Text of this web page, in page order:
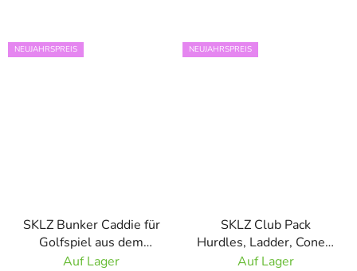
NEUJAHRSPREIS
SKLZ Bunker Caddie für
Golfspiel aus dem
Bunker
Auf Lager
NEUJAHRSPREIS
SKLZ Club Pack
Hurdles, Ladder, Cones,
Grundausstattung
Auf Lager